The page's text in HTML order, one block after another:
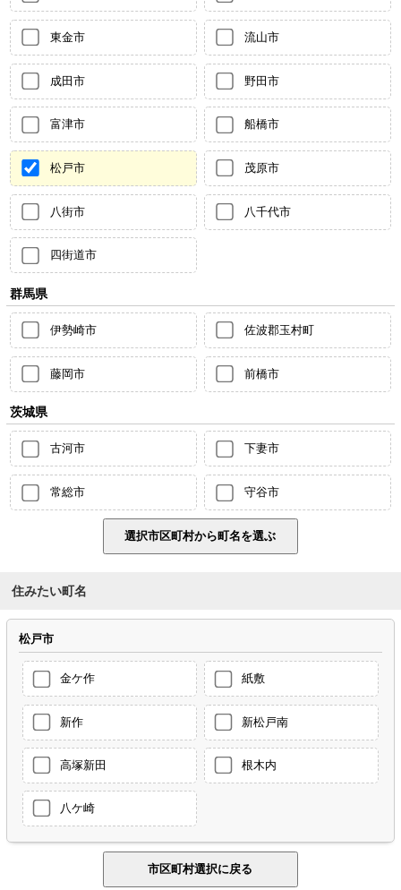
東金市 流山市
成田市 野田市
富津市 船橋市
松戸市 茂原市
八街市 八千代市
四街道市
群馬県
伊勢崎市 佐波郡玉村町
藤岡市 前橋市
茨城県
古河市 下妻市
常総市 守谷市
住みたい町名
松戸市
金ケ作 紙敷
新作 新松戸南
高塚新田 根木内
八ケ崎